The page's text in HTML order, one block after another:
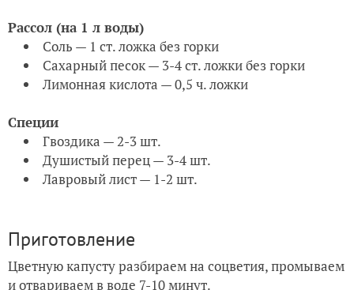
Рассол (на 1 л воды)
Соль — 1 ст. ложка без горки
Сахарный песок — 3-4 ст. ложки без горки
Лимонная кислота — 0,5 ч. ложки
Специи
Гвоздика — 2-3 шт.
Душистый перец — 3-4 шт.
Лавровый лист — 1-2 шт.
Приготовление
Цветную капусту разбираем на соцветия, промываем
и отвариваем в воде 7-10 минут.